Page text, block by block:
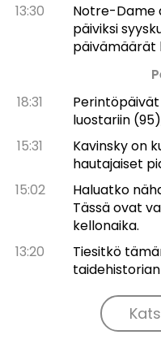
13:30
Notre-Dame
päiviksi
päivämäärät
18:31
Perintöpäivät
luostariin
15:31
Kavinsky on
hautajaiset
15:02
Haluatko
Tässä ovat
kellonaika.
13:20
Tiesitkö
taidehistorian